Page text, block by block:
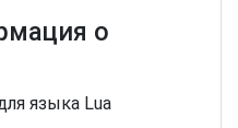
о
языка Lua